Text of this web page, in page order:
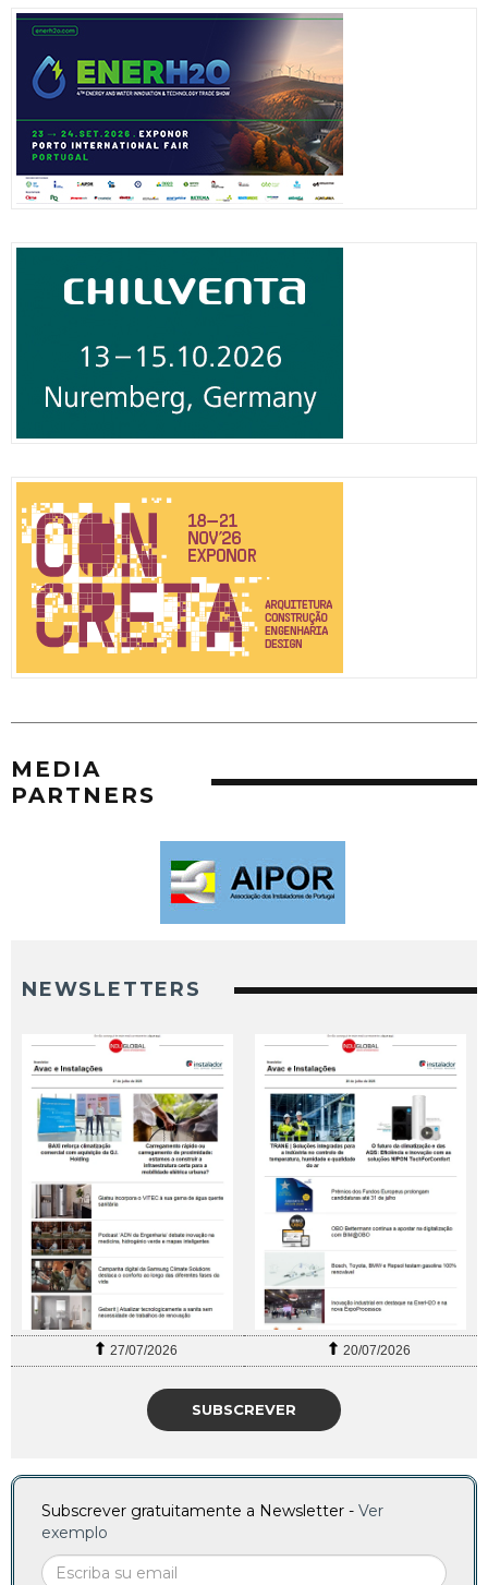
MEDIA
PARTNERS
NEWSLETTERS
27/07/2026 20/07/2026
SUBSCREVER
Subscrever gratuitamente a Newsletter - Ver
exemplo